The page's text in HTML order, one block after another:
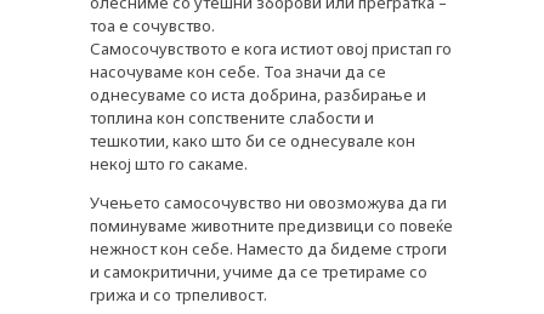
тоа е сочувство.
Самосочувството е кога истиот овој пристап го
насочуваме кон себе. Тоа значи да се
однесуваме со иста добрина, разбирање и
топлина кон сопствените слабости и
тешкотии, како што би се однесувале кон
некој што го сакаме.
Учењето самосочувство ни овозможува да ги
поминуваме животните предизвици со повеќе
нежност кон себе. Наместо да бидеме строги
и самокритични, учиме да се третираме со
грижа и со трпеливост.